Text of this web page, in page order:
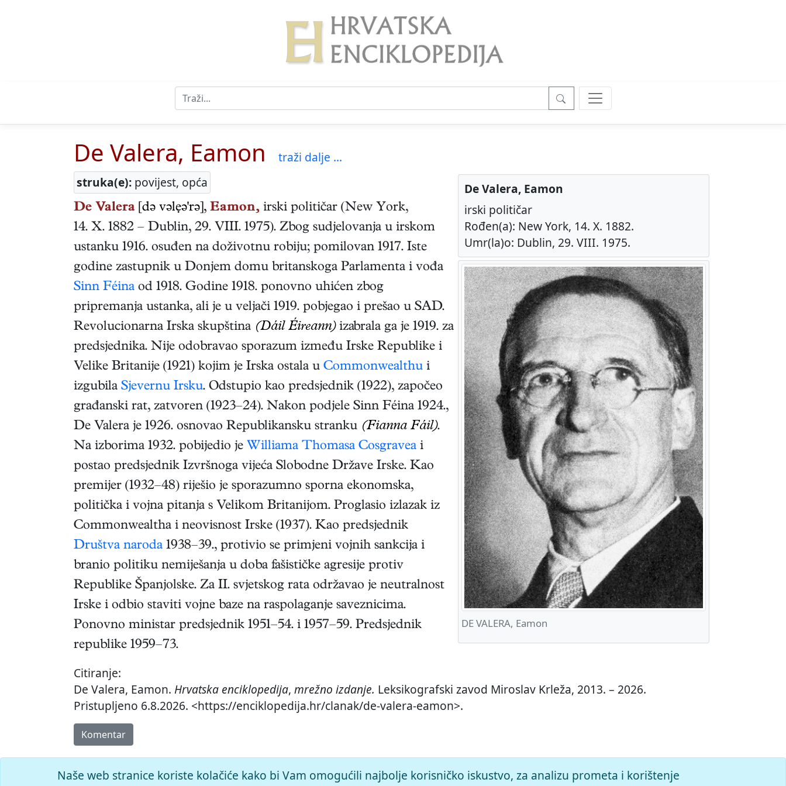
De Valera, Eamon
traži dalje ...
struka(e): povijest, opća
De Valera, Eamon
irski političar
Rođen(a): New York, 14. X. 1882.
Umr(la)o: Dublin, 29. VIII. 1975.
DE VALERA, Eamon
De Valera [də vəlẹə'rə], Eamon, irski političar (New York,
14. X. 1882 – Dublin, 29. VIII. 1975). Zbog sudjelovanja u irskom
ustanku 1916. osuđen na doživotnu robiju; pomilovan 1917. Iste
godine zastupnik u Donjem domu britanskoga Parlamenta i vođa
Sinn Féina od 1918. Godine 1918. ponovno uhićen zbog
pripremanja ustanka, ali je u veljači 1919. pobjegao i prešao u SAD.
Revolucionarna Irska skupština (Dáil Éireann)izabrala ga je 1919. za
predsjednika. Nije odobravao sporazum između Irske Republike i
Velike Britanije (1921) kojim je Irska ostala u Commonwealthu i
izgubila Sjevernu Irsku. Odstupio kao predsjednik (1922), započeo
građanski rat, zatvoren (1923–24). Nakon podjele Sinn Féina 1924.,
De Valera je 1926. osnovao Republikansku stranku (Fianna Fáil).
Na izborima 1932. pobijedio je Williama Thomasa Cosgravea i
postao predsjednik Izvršnoga vijeća Slobodne Države Irske. Kao
premijer (1932–48) riješio je sporazumno sporna ekonomska,
politička i vojna pitanja s Velikom Britanijom. Proglasio izlazak iz
Commonwealtha i neovisnost Irske (1937). Kao predsjednik
Društva naroda 1938–39., protivio se primjeni vojnih sankcija i
branio politiku nemiješanja u doba fašističke agresije protiv
Republike Španjolske. Za II. svjetskog rata održavao je neutralnost
Irske i odbio staviti vojne baze na raspolaganje saveznicima.
Ponovno ministar predsjednik 1951–54. i 1957–59. Predsjednik
republike 1959–73.
Citiranje:
De Valera, Eamon. Hrvatska enciklopedija, mrežno izdanje. Leksikografski zavod Miroslav Krleža, 2013. – 2026.
Pristupljeno 6.8.2026. <https://enciklopedija.hr/clanak/de-valera-eamon>.
Komentar
Naše web stranice koriste kolačiće kako bi Vam omogućili najbolje korisničko iskustvo, za analizu prometa i korištenje